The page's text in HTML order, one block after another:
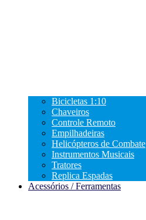
Bicicletas 1:10
Chaveiros
Controle Remoto
Empilhadeiras
Helicópteros de Combate
Instrumentos Musicais
Tratores
Replica Espadas
Acessórios / Ferramentas